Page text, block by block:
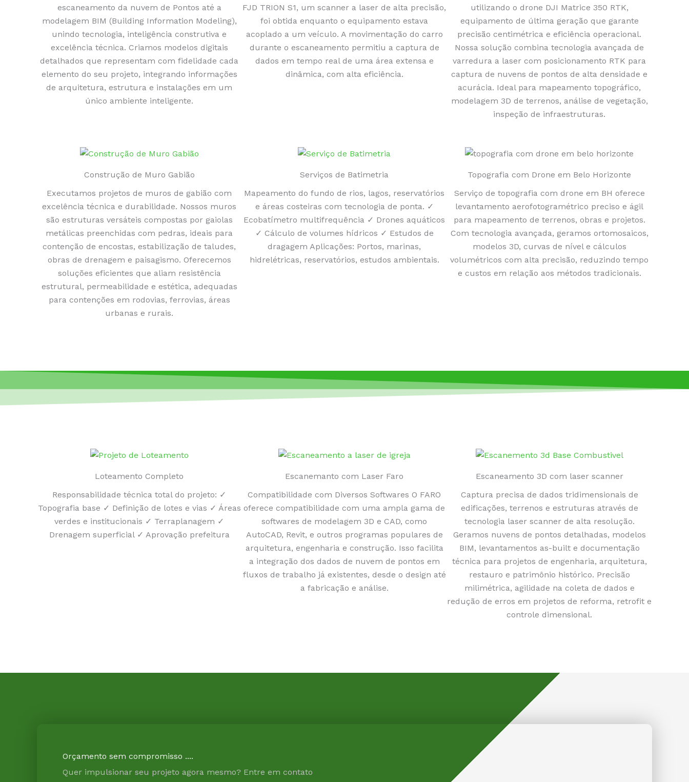
escaneamento da nuvem de Pontos até a
modelagem BIM (Building Information Modeling),
unindo tecnologia, inteligência construtiva e
excelência técnica. Criamos modelos digitais
detalhados que representam com fidelidade cada
elemento do seu projeto, integrando informações
de arquitetura, estrutura e instalações em um
único ambiente inteligente.
FJD TRION S1, um scanner a laser de alta precisão,
foi obtida enquanto o equipamento estava
acoplado a um veículo. A movimentação do carro
durante o escaneamento permitiu a captura de
dados em tempo real de uma área extensa e
dinâmica, com alta eficiência.
utilizando o drone DJI Matrice 350 RTK,
equipamento de última geração que garante
precisão centimétrica e eficiência operacional.
Nossa solução combina tecnologia avançada de
varredura a laser com posicionamento RTK para
captura de nuvens de pontos de alta densidade e
acurácia. Ideal para mapeamento topográfico,
modelagem 3D de terrenos, análise de vegetação,
inspeção de infraestruturas.
Construção de Muro Gabião
Executamos projetos de muros de gabião com
excelência técnica e durabilidade. Nossos muros
são estruturas versáteis compostas por gaiolas
metálicas preenchidas com pedras, ideais para
contenção de encostas, estabilização de taludes,
obras de drenagem e paisagismo. Oferecemos
soluções eficientes que aliam resistência
estrutural, permeabilidade e estética, adequadas
para contenções em rodovias, ferrovias, áreas
urbanas e rurais.
Serviços de Batimetria
Mapeamento do fundo de rios, lagos, reservatórios
e áreas costeiras com tecnologia de ponta. ✓
Ecobatímetro multifrequência ✓ Drones aquáticos
✓ Cálculo de volumes hídricos ✓ Estudos de
dragagem Aplicações: Portos, marinas,
hidrelétricas, reservatórios, estudos ambientais.
Topografia com Drone em Belo Horizonte
Serviço de topografia com drone em BH oferece
levantamento aerofotogramétrico preciso e ágil
para mapeamento de terrenos, obras e projetos.
Com tecnologia avançada, geramos ortomosaicos,
modelos 3D, curvas de nível e cálculos
volumétricos com alta precisão, reduzindo tempo
e custos em relação aos métodos tradicionais.
Loteamento Completo
Responsabilidade técnica total do projeto: ✓
Topografia base ✓ Definição de lotes e vias ✓ Áreas
verdes e institucionais ✓ Terraplanagem ✓
Drenagem superficial ✓ Aprovação prefeitura
Escanemanto com Laser Faro
Compatibilidade com Diversos Softwares O FARO
oferece compatibilidade com uma ampla gama de
softwares de modelagem 3D e CAD, como
AutoCAD, Revit, e outros programas populares de
arquitetura, engenharia e construção. Isso facilita
a integração dos dados de nuvem de pontos em
fluxos de trabalho já existentes, desde o design até
a fabricação e análise.
Escaneamento 3D com laser scanner
Captura precisa de dados tridimensionais de
edificações, terrenos e estruturas através de
tecnologia laser scanner de alta resolução.
Geramos nuvens de pontos detalhadas, modelos
BIM, levantamentos as-built e documentação
técnica para projetos de engenharia, arquitetura,
restauro e patrimônio histórico. Precisão
milimétrica, agilidade na coleta de dados e
redução de erros em projetos de reforma, retrofit e
controle dimensional.
Orçamento sem compromisso ....
Quer impulsionar seu projeto agora mesmo? Entre em contato